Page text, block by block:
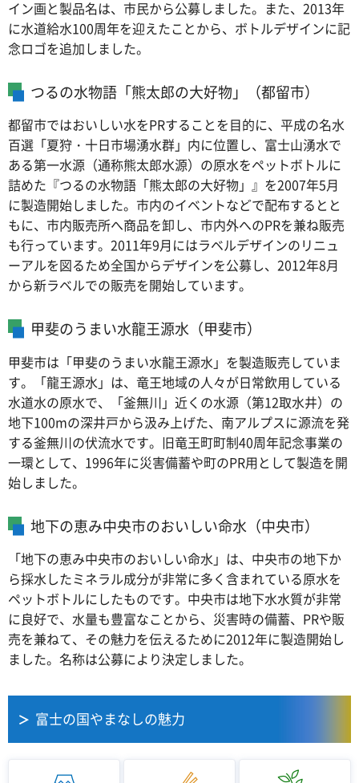
イン画と製品名は、市民から公募しました。また、2013年
に水道給水100周年を迎えたことから、ボトルデザインに記
念ロゴを追加しました。
つるの水物語「熊太郎の大好物」（都留市）
都留市ではおいしい水をPRすることを目的に、平成の名水
百選「夏狩・十日市場湧水群」内に位置し、富士山湧水で
ある第一水源（通称熊太郎水源）の原水をペットボトルに
詰めた『つるの水物語「熊太郎の大好物」』を2007年5月
に製造開始しました。市内のイベントなどで配布するとと
もに、市内販売所へ商品を卸し、市内外へのPRを兼ね販売
も行っています。2011年9月にはラベルデザインのリニュ
ーアルを図るため全国からデザインを公募し、2012年8月
から新ラベルでの販売を開始しています。
甲斐のうまい水龍王源水（甲斐市）
甲斐市は「甲斐のうまい水龍王源水」を製造販売していま
す。「龍王源水」は、竜王地域の人々が日常飲用している
水道水の原水で、「釜無川」近くの水源（第12取水井）の
地下100mの深井戸から汲み上げた、南アルプスに源流を発
する釜無川の伏流水です。旧竜王町町制40周年記念事業の
一環として、1996年に災害備蓄や町のPR用として製造を開
始しました。
地下の恵み中央市のおいしい命水（中央市）
「地下の恵み中央市のおいしい命水」は、中央市の地下か
ら採水したミネラル成分が非常に多く含まれている原水を
ペットボトルにしたものです。中央市は地下水水質が非常
に良好で、水量も豊富なことから、災害時の備蓄、PRや販
売を兼ねて、その魅力を伝えるために2012年に製造開始し
ました。名称は公募により決定しました。
富士の国やまなしの魅力